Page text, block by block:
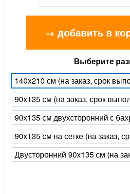
→ добавить в
Выберите